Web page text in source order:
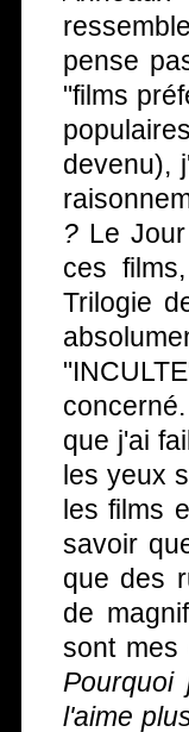
pense
"films
devenu),
? Le
ces
Trilogie
que j'ai
les yeux
les films
savoir
que des
de
sont mes
l'aime